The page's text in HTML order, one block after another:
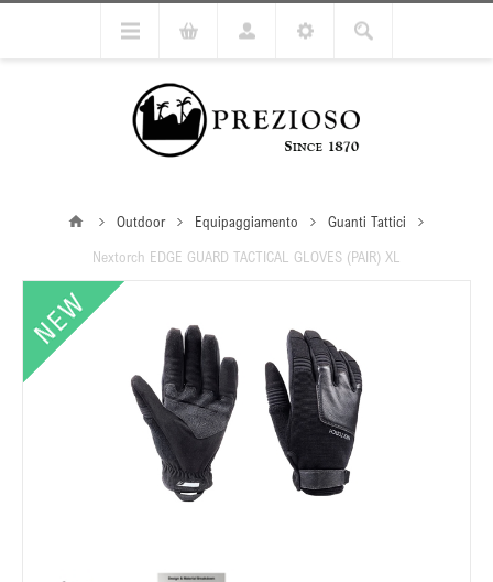
Outdoor Equipaggiamento
Guanti Tattici
Nextorch EDGE GUARD TACTICAL GLOVES (PAIR) XL